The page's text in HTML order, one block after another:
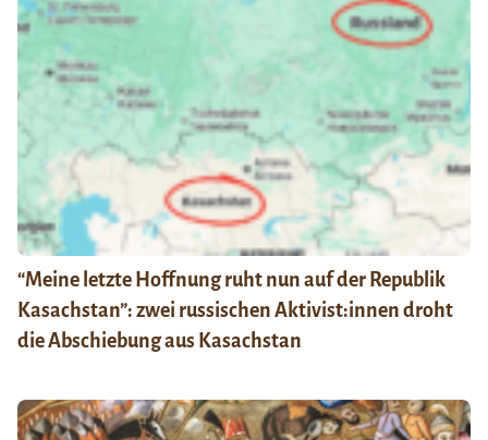
“Meine letzte Hoffnung ruht nun auf der Republik
Kasachstan”: zwei russischen Aktivist:innen droht
die Abschiebung aus Kasachstan